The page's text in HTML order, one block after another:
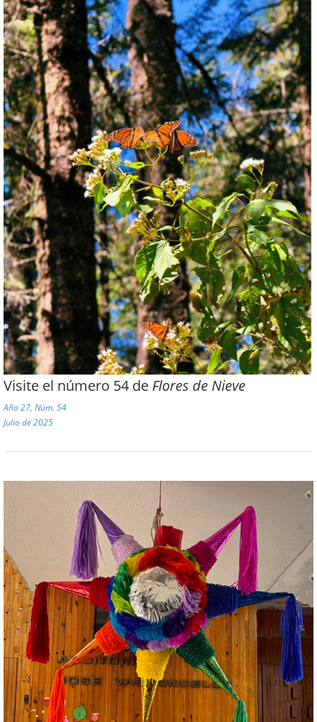
Visite el número 54 de Flores de Nieve
Año 27, Núm. 54
Julio de 2025